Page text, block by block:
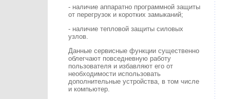
- наличие аппаратно программной защиты
от перегрузок и коротких замыканий;
- наличие тепловой защиты силовых
узлов.
Данные сервисные функции существенно
облегчают повседневную работу
пользователя и избавляют его от
необходимости использовать
дополнительные устройства, в том числе
и компьютер.